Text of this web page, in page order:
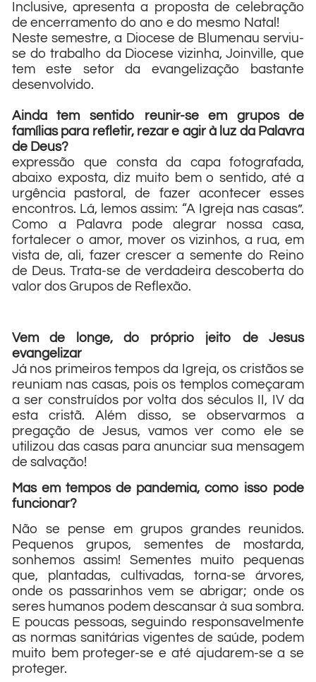
Inclusive, apresenta a proposta de celebração
de encerramento do ano e do mesmo Natal!
Neste semestre, a Diocese de Blumenau serviu-
se do trabalho da Diocese vizinha, Joinville, que
tem este setor da evangelização bastante
desenvolvido.
Ainda tem sentido reunir-se em grupos de
famílias para refletir, rezar e agir à luz da Palavra
de Deus?
expressão que consta da capa fotografada,
abaixo exposta, diz muito bem o sentido, até a
urgência pastoral, de fazer acontecer esses
encontros. Lá, lemos assim: “A Igreja nas casas”.
Como a Palavra pode alegrar nossa casa,
fortalecer o amor, mover os vizinhos, a rua, em
vista de, ali, fazer crescer a semente do Reino
de Deus. Trata-se de verdadeira descoberta do
valor dos Grupos de Reflexão.
Vem de longe, do próprio jeito de Jesus
evangelizar
Já nos primeiros tempos da Igreja, os cristãos se
reuniam nas casas, pois os templos começaram
a ser construídos por volta dos séculos II, IV da
esta cristã. Além disso, se observarmos a
pregação de Jesus, vamos ver como ele se
utilizou das casas para anunciar sua mensagem
de salvação!
Mas em tempos de pandemia, como isso pode
funcionar?
Não se pense em grupos grandes reunidos.
Pequenos grupos, sementes de mostarda,
sonhemos assim! Sementes muito pequenas
que, plantadas, cultivadas, torna-se árvores,
onde os passarinhos vem se abrigar; onde os
seres humanos podem descansar à sua sombra.
E poucas pessoas, seguindo responsavelmente
as normas sanitárias vigentes de saúde, podem
muito bem proteger-se e até ajudarem-se a se
proteger.